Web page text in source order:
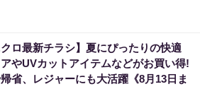
クロ最新チラシ】夏にぴったりの快適
やUVカットアイテムなどがお買い得!
省、レジャーにも大活躍《8月13日ま